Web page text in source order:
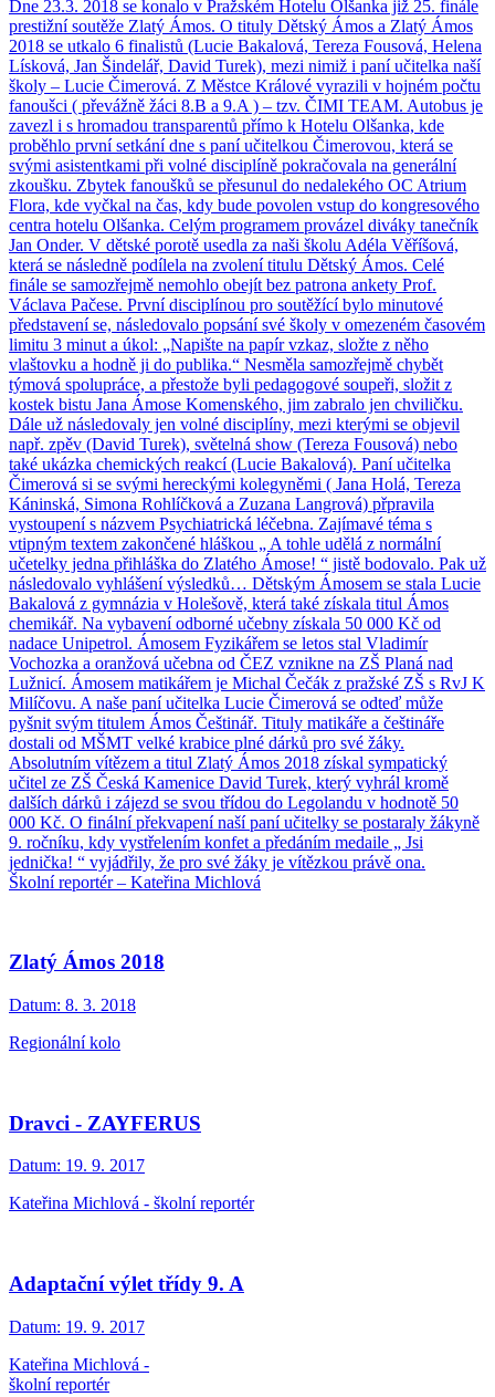
Dne 23.3. 2018 se konalo v Pražském Hotelu Olšanka již 25. finále
prestižní soutěže Zlatý Ámos. O tituly Dětský Ámos a Zlatý Ámos
2018 se utkalo 6 finalistů (Lucie Bakalová, Tereza Fousová, Helena
Lísková, Jan Šindelář, David Turek), mezi nimiž i paní učitelka naší
školy – Lucie Čimerová. Z Městce Králové vyrazili v hojném počtu
fanoušci ( převážně žáci 8.B a 9.A ) – tzv. ČIMI TEAM. Autobus je
zavezl i s hromadou transparentů přímo k Hotelu Olšanka, kde
proběhlo první setkání dne s paní učitelkou Čimerovou, která se
svými asistentkami při volné disciplíně pokračovala na generální
zkoušku. Zbytek fanoušků se přesunul do nedalekého OC Atrium
Flora, kde vyčkal na čas, kdy bude povolen vstup do kongresového
centra hotelu Olšanka. Celým programem provázel diváky tanečník
Jan Onder. V dětské porotě usedla za naši školu Adéla Věříšová,
která se následně podílela na zvolení titulu Dětský Ámos. Celé
finále se samozřejmě nemohlo obejít bez patrona ankety Prof.
Václava Pačese. První disciplínou pro soutěžící bylo minutové
představení se, následovalo popsání své školy v omezeném časovém
limitu 3 minut a úkol: „Napište na papír vzkaz, složte z něho
vlaštovku a hodně ji do publika.“ Nesměla samozřejmě chybět
týmová spolupráce, a přestože byli pedagogové soupeři, složit z
kostek bistu Jana Ámose Komenského, jim zabralo jen chviličku.
Dále už následovaly jen volné disciplíny, mezi kterými se objevil
např. zpěv (David Turek), světelná show (Tereza Fousová) nebo
také ukázka chemických reakcí (Lucie Bakalová). Paní učitelka
Čimerová si se svými hereckými kolegyněmi ( Jana Holá, Tereza
Káninská, Simona Rohlíčková a Zuzana Langrová) přpravila
vystoupení s názvem Psychiatrická léčebna. Zajímavé téma s
vtipným textem zakončené hláškou „ A tohle udělá z normální
učetelky jedna přihláška do Zlatého Ámose! “ jistě bodovalo. Pak už
následovalo vyhlášení výsledků… Dětským Ámosem se stala Lucie
Bakalová z gymnázia v Holešově, která také získala titul Ámos
chemikář. Na vybavení odborné učebny získala 50 000 Kč od
nadace Unipetrol. Ámosem Fyzikářem se letos stal Vladimír
Vochozka a oranžová učebna od ČEZ vznikne na ZŠ Planá nad
Lužnicí. Ámosem matikářem je Michal Čečák z pražské ZŠ s RvJ K
Milíčovu. A naše paní učitelka Lucie Čimerová se odteď může
pyšnit svým titulem Ámos Češtinář. Tituly matikáře a češtináře
dostali od MŠMT velké krabice plné dárků pro své žáky.
Absolutním vítězem a titul Zlatý Ámos 2018 získal sympatický
učitel ze ZŠ Česká Kamenice David Turek, který vyhrál kromě
dalších dárků i zájezd se svou třídou do Legolandu v hodnotě 50
000 Kč. O finální překvapení naší paní učitelky se postaraly žákyně
9. ročníku, kdy vystřelením konfet a předáním medaile „ Jsi
jednička! “ vyjádřily, že pro své žáky je vítězkou právě ona.
Školní reportér – Kateřina Michlová
Zlatý Ámos 2018
Datum: 8. 3. 2018
Regionální kolo
Dravci - ZAYFERUS
Datum: 19. 9. 2017
Kateřina Michlová - školní reportér
Adaptační výlet třídy 9. A
Datum: 19. 9. 2017
Kateřina Michlová -
školní reportér